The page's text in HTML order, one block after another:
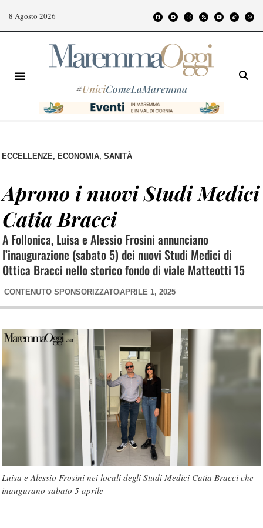
8 Agosto 2026
#UniciComeLaMaremma
ECCELLENZE, ECONOMIA, SANITÀ
Aprono i nuovi Studi Medici
Catia Bracci
A Follonica, Luisa e Alessio Frosini annunciano
l’inaugurazione (sabato 5) dei nuovi Studi Medici di
Ottica Bracci nello storico fondo di viale Matteotti 15
CONTENUTO SPONSORIZZATOAPRILE 1, 2025
Luisa e Alessio Frosini nei locali degli Studi Medici Catia Bracci che
inaugurano sabato 5 aprile